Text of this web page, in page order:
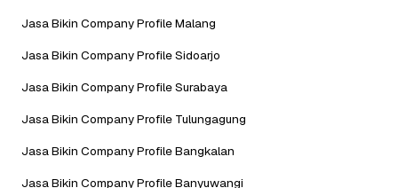
Jasa Bikin Company Profile Malang
Jasa Bikin Company Profile Sidoarjo
Jasa Bikin Company Profile Surabaya
Jasa Bikin Company Profile Tulungagung
Jasa Bikin Company Profile Bangkalan
Jasa Bikin Company Profile Banyuwangi